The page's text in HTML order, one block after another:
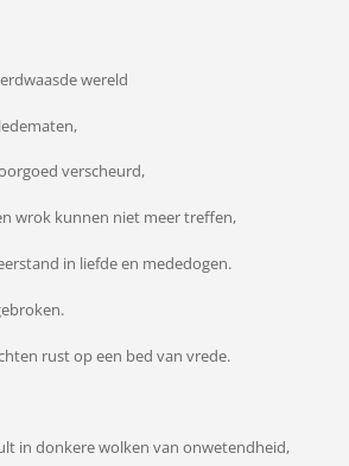
wereld
verscheurd,
wrok kunnen niet meer treffen,
in liefde en mededogen.
rust op een bed van vrede.
in donkere wolken van onwetendheid,